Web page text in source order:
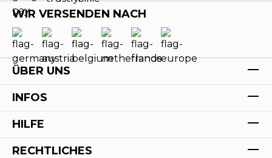
WIR VERSENDEN NACH
ÜBER UNS
INFOS
HILFE
RECHTLICHES